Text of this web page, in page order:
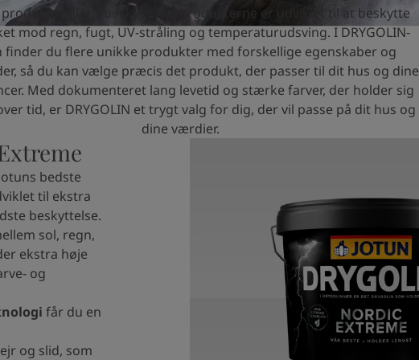
til træbeskyttelse. Produkterne er udviklet til at beskytte
mod regn, fugt, UV-stråling og temperaturudsving. I DRYGOLIN-
finder du flere unikke produkter med forskellige egenskaber og
så du kan vælge præcis det produkt, der passer til dit hus og dine
Med dokumenteret lang levetid og stærke farver, der holder sig
tid, er DRYGOLIN et trygt valg for dig, der vil passe på dit hus og
dine værdier.
bedste
til ekstra
beskyttelse.
sol, regn,
ekstra høje
og
får du en
og slid, som